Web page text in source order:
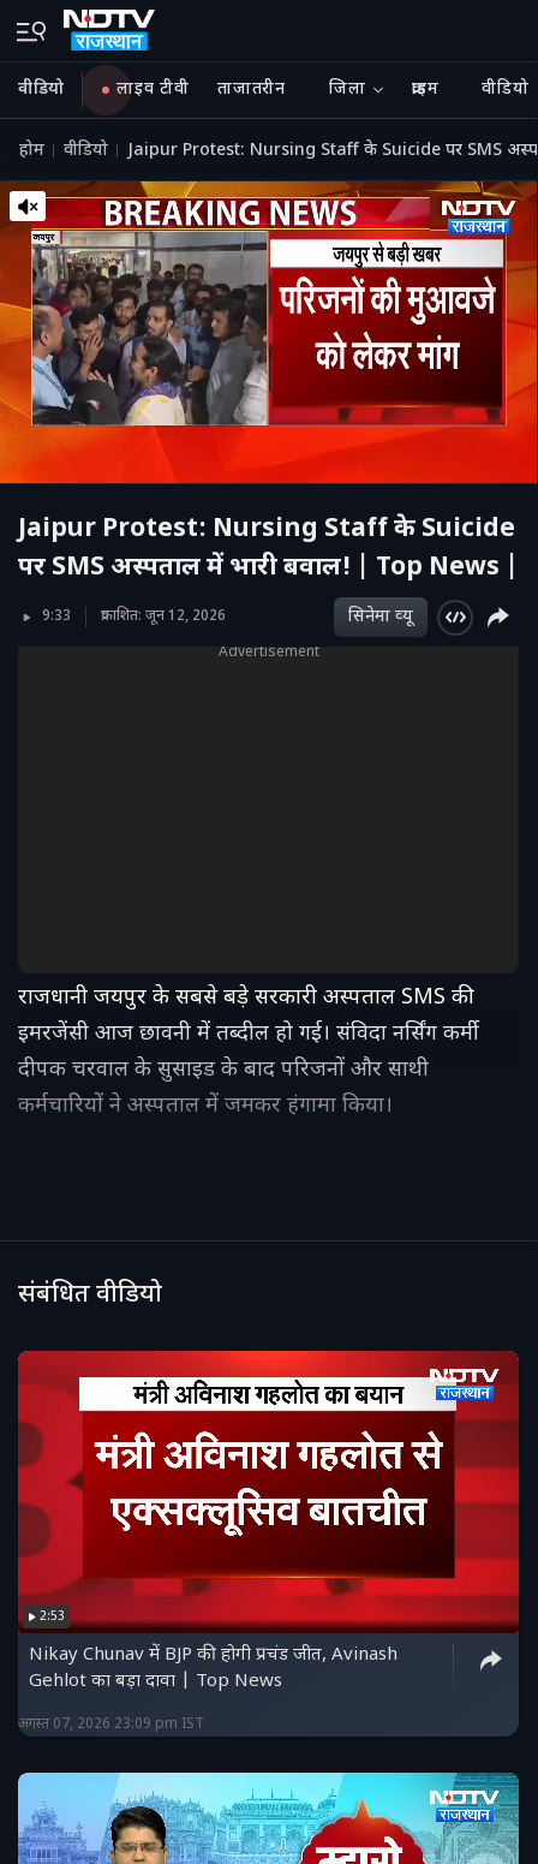
वीडियो लाइव टीवी ताजातरीन जिला क्राइम वीडियो
होम वीडियो Jaipur Protest: Nursing Staff के Suicide पर SMS
Jaipur Protest: Nursing Staff के Suicide
पर SMS अस्पताल में भारी बवाल! | Top News |
9:33 प्रकाशित: जून 12, 2026 सिनेमा व्‍यू
Advertisement
राजधानी जयपुर के सबसे बड़े सरकारी अस्पताल SMS की
इमरजेंसी आज छावनी में तब्दील हो गई। संविदा नर्सिंग कर्मी
दीपक चरवाल के सुसाइड के बाद परिजनों और साथी
कर्मचारियों ने अस्पताल में जमकर हंगामा किया।
संबंधित वीडियो
2:53
Nikay Chunav में BJP की होगी प्रचंड जीत, Avinash
Gehlot का बड़ा दावा | Top News
अगस्त 07, 2026 23:09 pm IST